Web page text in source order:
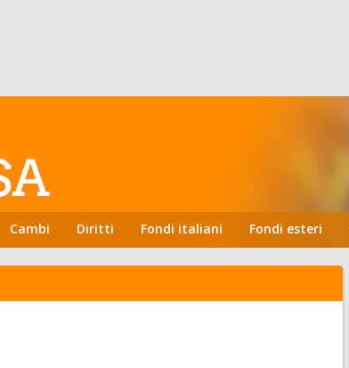
Cambi Diritti Fondi italiani Fondi esteri